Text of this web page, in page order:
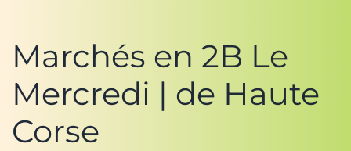
Marchés en 2B Le
Mercredi | de Haute
Corse